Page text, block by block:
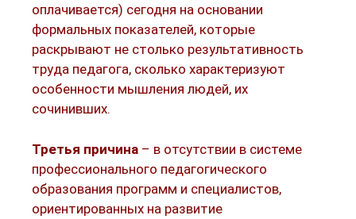
оплачивается) сегодня на основании
формальных показателей, которые
раскрывают не столько результативность
труда педагога, сколько характеризуют
особенности мышления людей, их
сочинивших.
Третья причина – в отсутствии в системе
профессионального педагогического
образования программ и специалистов,
ориентированных на развитие